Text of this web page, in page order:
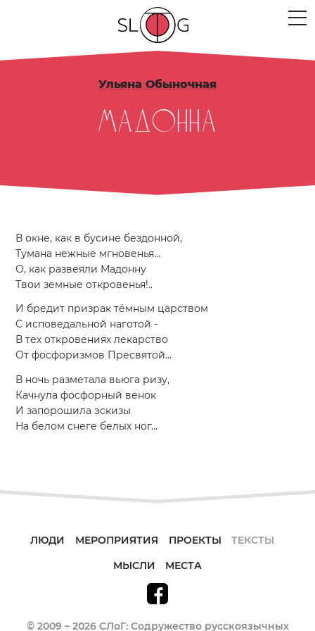
Ульяна Обыночная
Мадонна
В окне, как в бусине бездонной,
Тумана нежные мгновенья...
О, как развеяли Мадонну
Твои земные откровенья!..
И бредит призрак тёмным царством
С исповедальной наготой -
В тех откровениях лекарство
От фосфоризмов Пресвятой...
В ночь разметала вьюга ризу,
Качнула фосфорный венок
И запорошила эскизы
На белом снеге белых ног...
ЛЮДИ
МЕРОПРИЯТИЯ
МЫСЛИ
ЛЮДИ МЕРОПРИЯТИЯ ПРОЕКТЫ
ТЕКСТЫ
МЫСЛИ
МЕСТА
© 2009 – 2026 СЛоГ: Содружество русскоязычных